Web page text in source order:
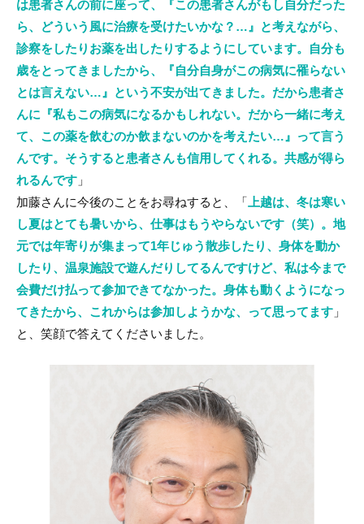
は患者さんの前に座って、『この患者さんがもし自分だった
ら、どういう風に治療を受けたいかな？…』と考えながら、
診察をしたりお薬を出したりするようにしています。自分も
歳をとってきましたから、『自分自身がこの病気に罹らない
とは言えない…』という不安が出てきました。だから患者さ
んに『私もこの病気になるかもしれない。だから一緒に考え
て、この薬を飲むのか飲まないのかを考えたい…』って言う
んです。そうすると患者さんも信用してくれる。共感が得ら
れるんです 」
加藤さんに今後のことをお尋ねすると、「 上越は、冬は寒い
し夏はとても暑いから、仕事はもうやらないです（笑）。地
元では年寄りが集まって1年じゅう散歩したり、身体を動か
したり、温泉施設で遊んだりしてるんですけど、私は今まで
会費だけ払って参加できてなかった。身体も動くようになっ
てきたから、これからは参加しようかな、って思ってます 」
と、笑顔で答えてくださいました。